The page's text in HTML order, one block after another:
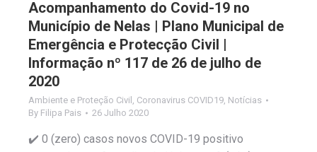
Acompanhamento do Covid-19 no
Município de Nelas | Plano Municipal de
Emergência e Protecção Civil |
Informação nº 117 de 26 de julho de
2020
Ambiente e Proteção Civil , Coronavirus COVID19, Notícias
By Filipa Pais 26 Julho 2020
✔️ 0 (zero) casos novos COVID-19 positivo